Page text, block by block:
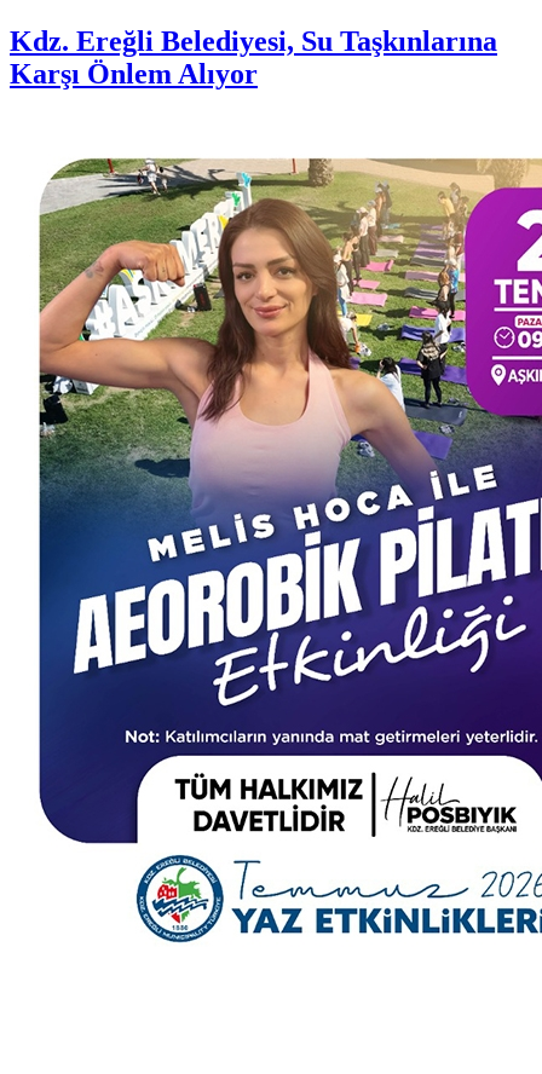
Kdz. Ereğli Belediyesi, Su Taşkınlarına
Karşı Önlem Alıyor